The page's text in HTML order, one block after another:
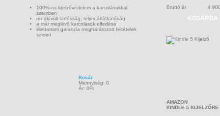
100%-os kijelzővédelem a karcolásokkal
szemben
rendkívüli tartósság, teljes átláthatóság
a már meglévő karcolások elfedése
élettartam garancia meghatározott feltételek
szerint
Kosár
Mennyiség: 0
Ár: 0Ft
Bruttó ár 4
KOSÁRBA
AMAZON
KINDLE 5 KIJELZŐRE